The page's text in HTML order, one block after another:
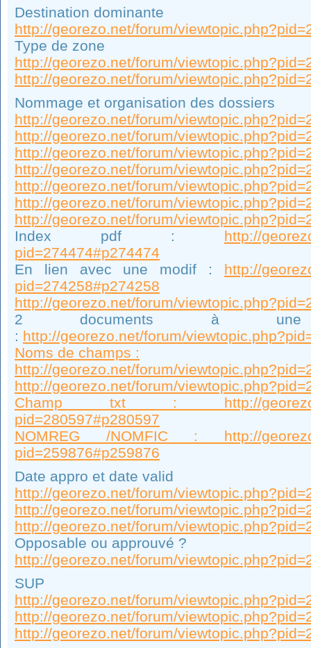
Destination dominante
http://georezo.net/forum/
Type de zone
http://georezo.net/forum/
http://georezo.net/forum/
Nommage et organisation des dossiers
http://georezo.net/forum/
http://georezo.net/forum/
http://georezo.net/forum/
http://georezo.net/forum/
http://georezo.net/forum/
http://georezo.net/forum/
http://georezo.net/forum/
Index pdf : http://
pid=274474#p274474
En lien avec une modif : http://
pid=274258#p274258
http://georezo.net/forum/
2 documents à
: http://georezo.net/forum/
Noms de champs :
http://georezo.net/forum/
http://georezo.net/forum/
Champ txt : http://georezo.net/
pid=280597#p280597
NOMREG /NOMFIC : http://
pid=259876#p259876
Date appro et date valid
http://georezo.net/forum/
http://georezo.net/forum/
http://georezo.net/forum/
Opposable ou approuvé ?
http://georezo.net/forum/
SUP
http://georezo.net/forum/
http://georezo.net/forum/
http://georezo.net/forum/